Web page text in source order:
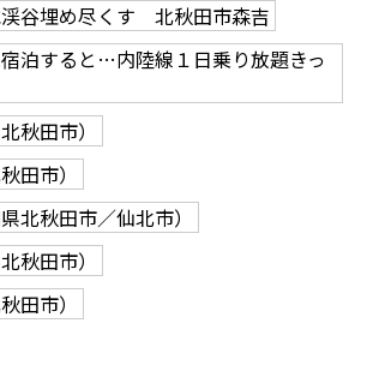
谷埋め尽くす 北秋田市森吉
泊すると…内陸線１日乗り放題きっ
秋田市）
田市）
北秋田市／仙北市）
秋田市）
田市）